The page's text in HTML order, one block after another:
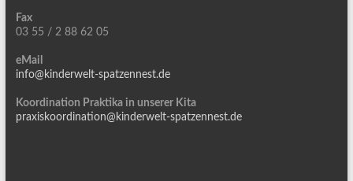
Fax
03 55 / 2 88 62 05
eMail
info@kinderwelt-spatzennest.de
Koordination Praktika in unserer Kita
praxiskoordination@kinderwelt-spatzennest.de